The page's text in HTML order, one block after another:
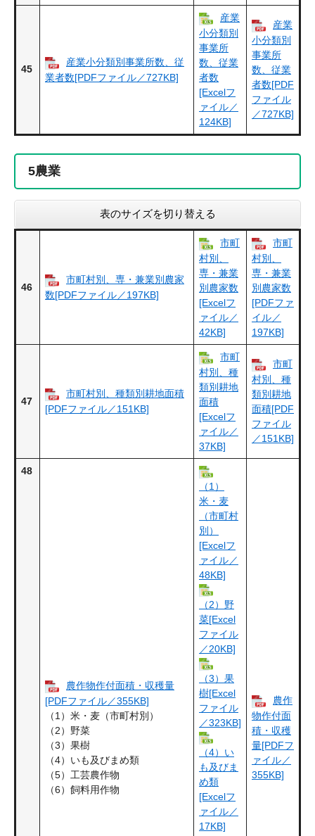
45
産業小分類別事業所数、従
業者数[PDFファイル／727KB]
産業
小分類別
事業所
数、従業
者数
[Excelフ
ァイル／
124KB]
産業
小分類別
事業所
数、従業
者数[PDF
ファイル
／727KB]
5農業
表のサイズを切り替える
46
市町村別、専・兼業別農家
数[PDFファイル／197KB]
市町
村別、
専・兼業
別農家数
[Excelフ
ァイル／
42KB]
市町
村別、
専・兼業
別農家数
[PDFファ
イル／
197KB]
47
市町村別、種類別耕地面積
[PDFファイル／151KB]
市町
村別、種
類別耕地
面積
[Excelフ
ァイル／
37KB]
市町
村別、種
類別耕地
面積[PDF
ファイル
／151KB]
48
農作物作付面積・収穫量
[PDFファイル／355KB]
（1）米・麦（市町村別）
（2）野菜
（3）果樹
（4）いも及びまめ類
（5）工芸農作物
（6）飼料用作物
（1）
米・麦
（市町村
別）
[Excelフ
ァイル／
48KB]
（2）野
菜[Excel
ファイル
／20KB]
（3）果
樹[Excel
ファイル
／323KB]
（4）い
も及びま
め類
[Excelフ
ァイル／
17KB]
農作
物作付面
積・収穫
量[PDFフ
ァイル／
355KB]